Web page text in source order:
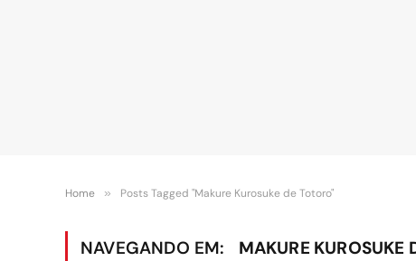
Home » Posts Tagged "Makure Kurosuke de Totoro"
NAVEGANDO EM: MAKURE KUROSUKE